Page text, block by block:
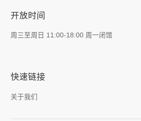
开放时间
周三至周日 11:00-18:00 周一闭馆
快速链接
关于我们